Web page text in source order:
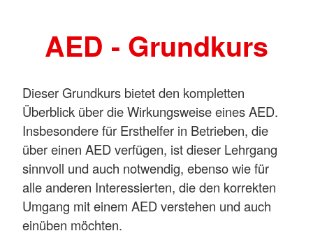
AED - Grundkurs
Dieser Grundkurs bietet den kompletten
Überblick über die Wirkungsweise eines AED.
Insbesondere für Ersthelfer in Betrieben, die
über einen AED verfügen, ist dieser Lehrgang
sinnvoll und auch notwendig, ebenso wie für
alle anderen Interessierten, die den korrekten
Umgang mit einem AED verstehen und auch
einüben möchten.